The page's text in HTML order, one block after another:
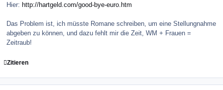
Hier: http://hartgeld.com/good-bye-euro.htm
Das Problem ist, ich müsste Romane schreiben, um eine Stellungnahme
abgeben zu können, und dazu fehlt mir die Zeit, WM + Frauen =
Zeitraub!
Zitieren